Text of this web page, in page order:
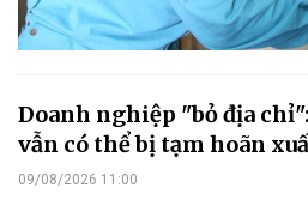
Doanh nghiệp "bỏ địa
vẫn có thể bị tạm hoãn
09/08/2026 11:00